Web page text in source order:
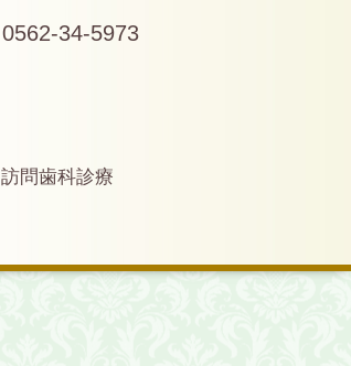
0562-34-5973
訪問歯科診療